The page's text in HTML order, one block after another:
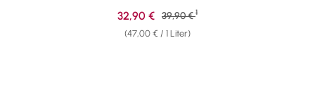
(47,00 € / 1 Liter)
Verkaufspreis:
32,90 € Regulärer Preis:
39,90 € 1